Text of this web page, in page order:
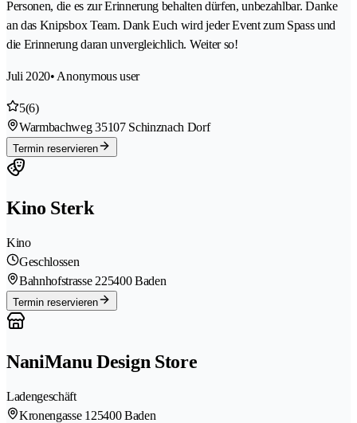
Personen, die es zur Erinnerung behalten dürfen, unbezahlbar. Danke
an das Knipsbox Team. Dank Euch wird jeder Event zum Spass und
die Erinnerung daran unvergleichlich. Weiter so!
Juli 2020• Anonymous user
5(6)
Warmbachweg 35107 Schinznach Dorf
Termin reservieren
Kino Sterk
Kino
Geschlossen
Bahnhofstrasse 225400 Baden
Termin reservieren
NaniManu Design Store
Ladengeschäft
Kronengasse 125400 Baden